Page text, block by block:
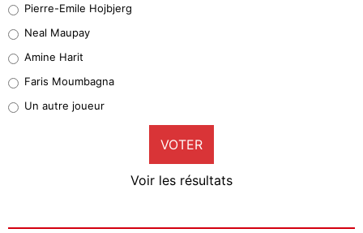
4%
1%
9%
Pierre-Emile Hojbjerg
Neal Maupay
Amine Harit
Faris Moumbagna
Un autre joueur
VOTER
Voir les résultats